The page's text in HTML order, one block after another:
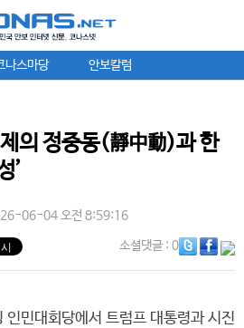
나스마당 안보칼럼
의 정중동(靜中動)과 한
’
06-04 오전 8:59:16
소셜댓글: 0
민대회당에서 트럼프 대통령과 시진